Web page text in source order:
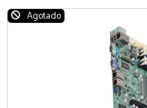
Agotado